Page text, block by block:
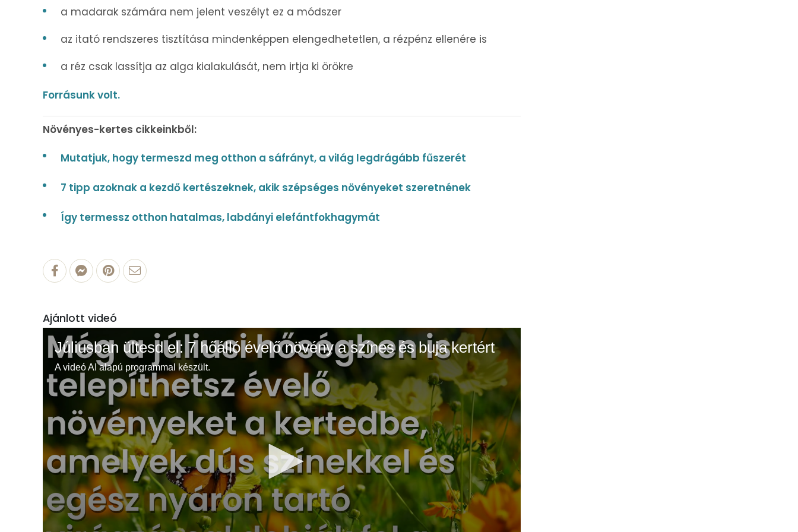
a madarak számára nem jelent veszélyt ez a módszer
az itató rendszeres tisztítása mindenképpen elengedhetetlen, a rézpénz ellenére is
a réz csak lassítja az alga kialakulását, nem irtja ki örökre
Forrásunk volt.
Növényes-kertes cikkeinkből:
Mutatjuk, hogy termeszd meg otthon a sáfrányt, a világ legdrágább fűszerét
7 tipp azoknak a kezdő kertészeknek, akik szépséges növényeket szeretnének
Így termessz otthon hatalmas, labdányi elefántfokhagymát
Ajánlott videó
Júliusban ültesd el: 7 hőálló évelő növény a színes és buja kertért
A videó AI alapú programmal készült.